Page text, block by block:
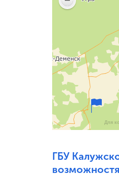
Для
ГБУ